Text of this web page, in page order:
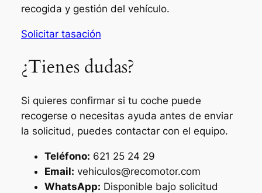
recogida y gestión del vehículo.
Solicitar tasación
¿Tienes dudas?
Si quieres confirmar si tu coche puede
recogerse o necesitas ayuda antes de enviar
la solicitud, puedes contactar con el equipo.
Teléfono: 621 25 24 29
Email: vehiculos@recomotor.com
WhatsApp: Disponible bajo solicitud